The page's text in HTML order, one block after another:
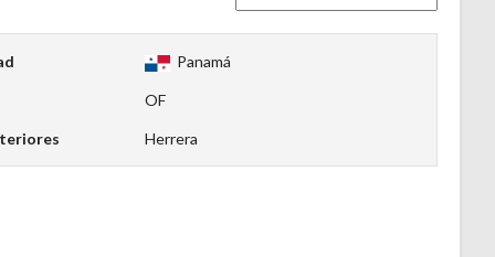
Panamá
OF
Herrera